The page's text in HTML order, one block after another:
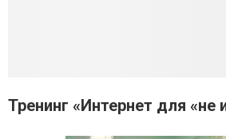
Тренинг «Интернет для «не